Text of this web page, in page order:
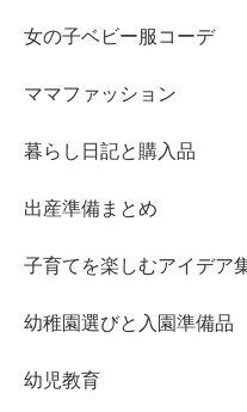
女の子ベビー服コーデ
ママファッション
暮らし日記と購入品
出産準備まとめ
子育てを楽しむアイデア
幼稚園選びと入園準備品
幼児教育